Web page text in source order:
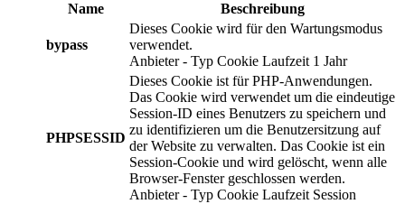
Name
Beschreibung
bypass
Dieses Cookie wird für den Wartungsmodus
verwendet.
Anbieter - Typ Cookie Laufzeit 1 Jahr
PHPSESSID
Dieses Cookie ist für PHP-Anwendungen.
Das Cookie wird verwendet um die eindeutige
Session-ID eines Benutzers zu speichern und
zu identifizieren um die Benutzersitzung auf
der Website zu verwalten. Das Cookie ist ein
Session-Cookie und wird gelöscht, wenn alle
Browser-Fenster geschlossen werden.
Anbieter - Typ Cookie Laufzeit Session